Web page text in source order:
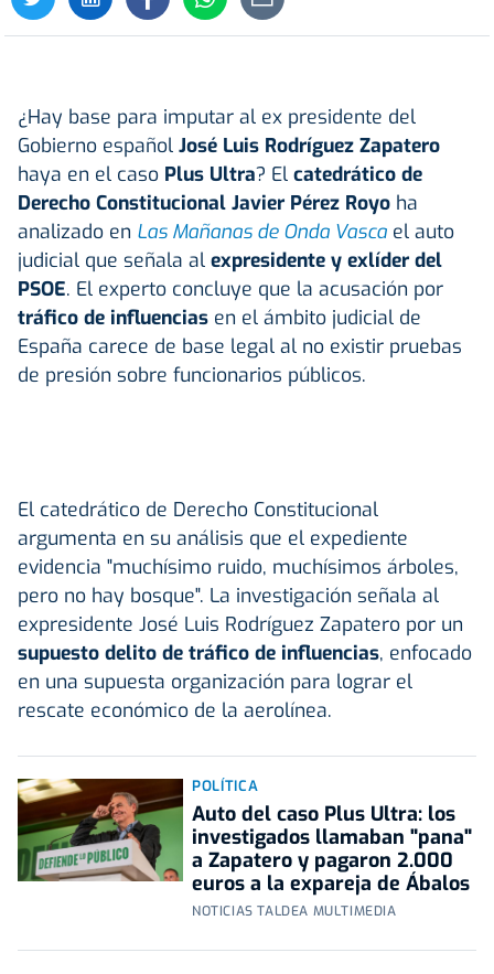
¿Hay base para imputar al ex presidente del
Gobierno español José Luis Rodríguez Zapatero
haya en el caso Plus Ultra? El catedrático de
Derecho Constitucional Javier Pérez Royo ha
analizado en Las Mañanas de Onda Vasca el auto
judicial que señala al expresidente y exlíder del
PSOE. El experto concluye que la acusación por
tráfico de influencias en el ámbito judicial de
España carece de base legal al no existir pruebas
de presión sobre funcionarios públicos.
El catedrático de Derecho Constitucional
argumenta en su análisis que el expediente
evidencia "muchísimo ruido, muchísimos árboles,
pero no hay bosque". La investigación señala al
expresidente José Luis Rodríguez Zapatero por un
supuesto delito de tráfico de influencias, enfocado
en una supuesta organización para lograr el
rescate económico de la aerolínea.
POLÍTICA
Auto del caso Plus Ultra: los
investigados llamaban "pana"
a Zapatero y pagaron 2.000
euros a la expareja de Ábalos
NOTICIAS TALDEA MULTIMEDIA